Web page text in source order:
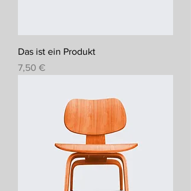
Das ist ein Produkt
Preis
7,50 €